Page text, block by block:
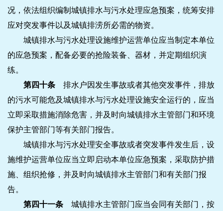
况，依法组织编制城镇排水与污水处理应急预案，统筹安排
应对突发事件以及城镇排涝所必需的物资。
城镇排水与污水处理设施维护运营单位应当制定本单位
的应急预案，配备必要的抢险装备、器材，并定期组织演
练。
第四十条 排水户因发生事故或者其他突发事件，排放
的污水可能危及城镇排水与污水处理设施安全运行的，应当
立即采取措施消除危害，并及时向城镇排水主管部门和环境
保护主管部门等有关部门报告。
城镇排水与污水处理安全事故或者突发事件发生后，设
施维护运营单位应当立即启动本单位应急预案，采取防护措
施、组织抢修，并及时向城镇排水主管部门和有关部门报
告。
第四十一条 城镇排水主管部门应当会同有关部门，按